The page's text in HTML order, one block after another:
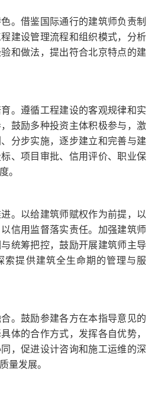
借鉴国际通行的建筑师负责制
建设管理流程和组织模式，分析
和做法，提出符合北京特点的建
遵循工程建设的客观规律和实
鼓励多种投资主体积极参与，激
分步实施，逐步建立和完善与建
、项目审批、信用评价、职业保
。
以给建筑师赋权作为前提，以
信用监督落实责任。加强建筑师
统筹把控，鼓励开展建筑师主导
索提供建筑全生命期的管理与服
鼓励参建各方在本指导意见的
体的合作方式，发挥各自优势，
，促进设计咨询和施工运维的深
量发展。